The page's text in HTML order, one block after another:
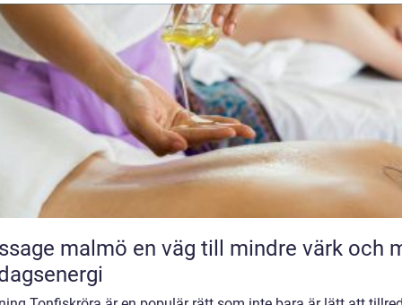
en väg till mindre värk och mer